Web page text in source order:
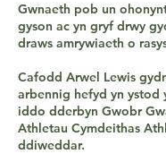
Gwnaeth pob un
gyson ac yn gryf drwy
draws amrywiaeth o
Cafodd Arwel Lewis
arbennig hefyd yn ystod
iddo dderbyn Gwobr
Athletau Cymdeithas
ddiweddar.